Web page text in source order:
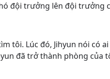
đội trưởng lên đội trưởng
tôi. Lúc đó, Jihyun nói
đã trở thành phòng của